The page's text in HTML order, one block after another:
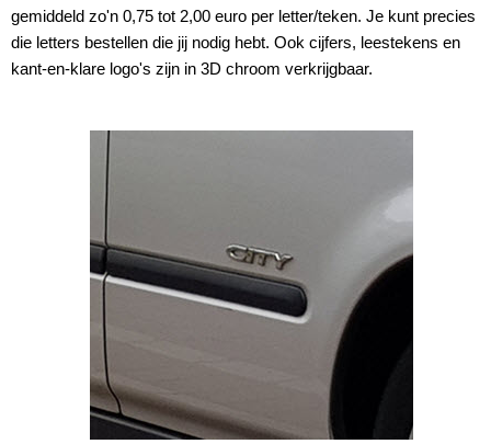
gemiddeld zo'n 0,75 tot 2,00 euro per letter/teken. Je kunt precies
die letters bestellen die jij nodig hebt. Ook cijfers, leestekens en
kant-en-klare logo's zijn in 3D chroom verkrijgbaar.